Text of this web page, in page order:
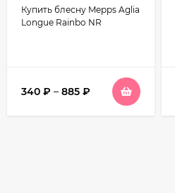
Купить блесну Mepps Aglia
Longue Rainbo NR
340 ₽ – 885 ₽